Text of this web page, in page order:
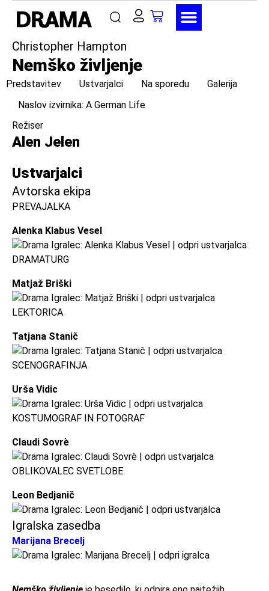
Christopher Hampton
Nemško življenje
Predstavitev Ustvarjalci Na sporedu
Galerija
Naslov izvirnika: A German Life
Režiser
Alen Jelen
Ustvarjalci
Avtorska ekipa
PREVAJALKA
Alenka Klabus Vesel
DRAMATURG
Matjaž Briški
LEKTORICA
Tatjana Stanič
SCENOGRAFINJA
Urša Vidic
KOSTUMOGRAF IN FOTOGRAF
Claudi Sovrè
OBLIKOVALEC SVETLOBE
Leon Bedjanič
Igralska zasedba
Marijana Brecelj